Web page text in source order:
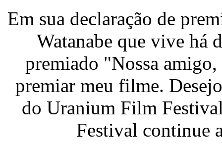
Em sua declaração de
Watanabe que vive há
premiado "Nossa
premiar meu filme.
do Uranium Film
Festival continue